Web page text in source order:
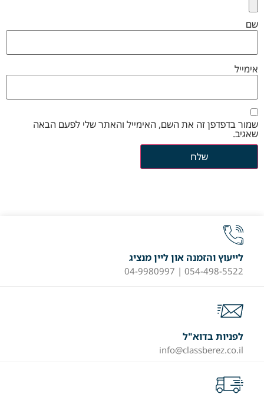
שם
אימייל
שמור בדפדפן זה את השם, האימייל והאתר שלי לפעם הבאה
שאגיב.
לייעוץ והזמנה און ליין מנציג
054-498-5522 | 04-9980997
לפניות בדוא"ל
info@classberez.co.il